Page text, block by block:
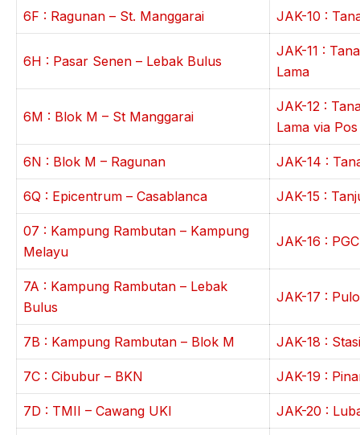
6F : Ragunan – St. Manggarai JAK-10 :
6H : Pasar Senen – Lebak Bulus
JAK-11 :
Lama
6M : Blok M – St Manggarai
JAK-12 :
Lama via
6N : Blok M – Ragunan JAK-14 :
6Q : Epicentrum – Casablanca JAK-15 :
07 : Kampung Rambutan – Kampung
Melayu
JAK-16 :
7A : Kampung Rambutan – Lebak
Bulus
JAK-17 :
7B : Kampung Rambutan – Blok M JAK-18 :
7C : Cibubur – BKN JAK-19 :
7D : TMII – Cawang UKI JAK-20 :